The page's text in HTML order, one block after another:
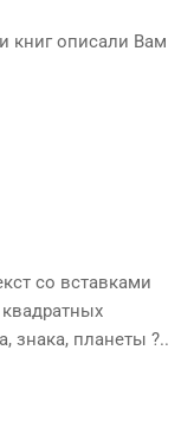
книг описали Вам
со вставками
знака, планеты ?..